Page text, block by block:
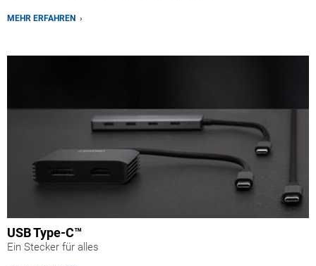
MEHR ERFAHREN ›
USB Type-C™
Ein Stecker für alles